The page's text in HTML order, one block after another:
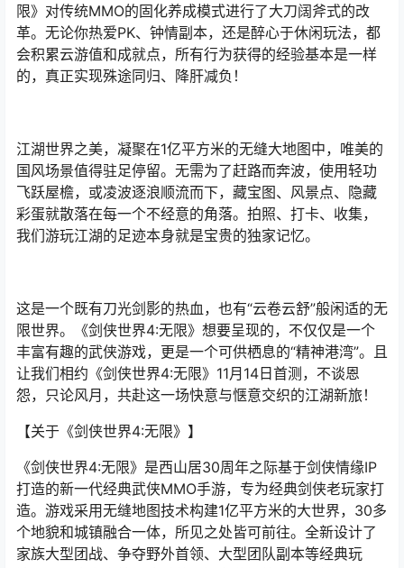
限》对传统MMO的固化养成模式进行了大刀阔斧式的改
革。无论你热爱PK、钟情副本，还是醉心于休闲玩法，都
会积累云游值和成就点，所有行为获得的经验基本是一样
的，真正实现殊途同归、降肝减负！
江湖世界之美，凝聚在1亿平方米的无缝大地图中，唯美的
国风场景值得驻足停留。无需为了赶路而奔波，使用轻功
飞跃屋檐，或凌波逐浪顺流而下，藏宝图、风景点、隐藏
彩蛋就散落在每一个不经意的角落。拍照、打卡、收集，
我们游玩江湖的足迹本身就是宝贵的独家记忆。
这是一个既有刀光剑影的热血，也有“云卷云舒”般闲适的无
限世界。《剑侠世界4:无限》想要呈现的，不仅仅是一个
丰富有趣的武侠游戏，更是一个可供栖息的“精神港湾”。且
让我们相约《剑侠世界4:无限》11月14日首测，不谈恩
怨，只论风月，共赴这一场快意与惬意交织的江湖新旅！
【关于《剑侠世界4:无限》】
《剑侠世界4:无限》是西山居30周年之际基于剑侠情缘IP
打造的新一代经典武侠MMO手游，专为经典剑侠老玩家打
造。游戏采用无缝地图技术构建1亿平方米的大世界，30多
个地貌和城镇融合一体，所见之处皆可前往。全新设计了
家族大型团战、争夺野外首领、大型团队副本等经典玩